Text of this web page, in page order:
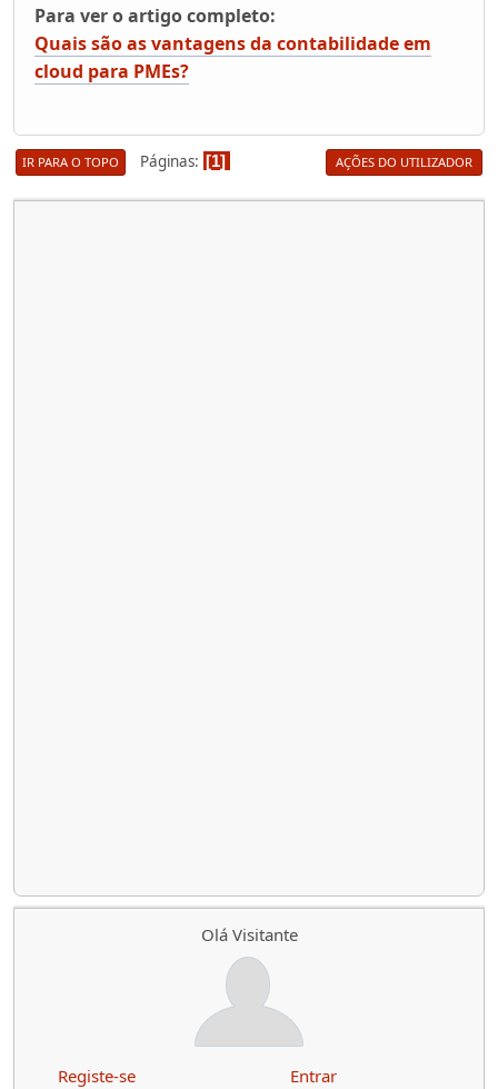
Para ver o artigo completo:
Quais são as vantagens da contabilidade em
cloud para PMEs?
IR PARA O TOPO Páginas 1 AÇÕES DO UTILIZADOR
Olá Visitante
Registe-se Entrar